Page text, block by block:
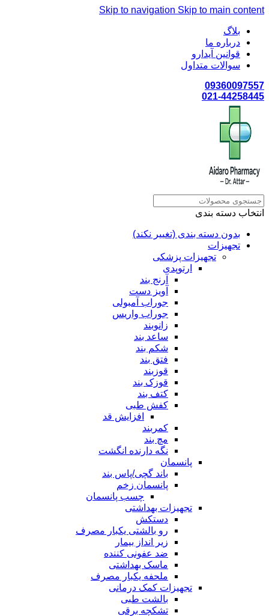
Skip to navigation Skip to main content
بلاگ
درباره ما
قوانین آیدارو
سوالات متداول
09360097557
021-44258445
انتخاب دسته بندی
بدون دسته بندی (تغییر نکند)
تجهیزات
تجهیزات پزشکی
ارتوپدی
آرنج بند
آویز دست
جوراب آمبولی
جوراب واریس
زانوبند
ساعد بند
شکم بند
فتق بند
قوزبند
قوزک بند
کتف بند
کفش طبی
افزایش قد
کمربند
مچ بند
نگه دارنده انگشت
پانسمان
باند گچی/پاس بند
پانسمان زخم
چسب پانسمان
تجهیزات بهداشتی
دستکش
رو بالشتی یکبار مصرف
زیر انداز بیمار
ضد عفونی کننده
ماسک بهداشتی
ملحفه یکبار مصرف
تجهیزات کمک درمانی
بالشت طبی
تشکچه برقی